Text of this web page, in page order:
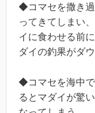
◆コマセを撒き
ってきてしまい
イに食わせる前
ダイの釣果がダ
◆コマセを海中
るとマダイが驚